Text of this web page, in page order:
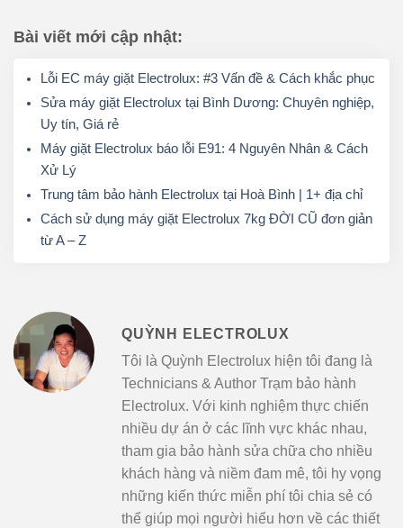
Bài viết mới cập nhật:
Lỗi EC máy giặt Electrolux: #3 Vấn đề & Cách khắc phục
Sửa máy giặt Electrolux tại Bình Dương: Chuyên nghiệp,
Uy tín, Giá rẻ
Máy giặt Electrolux báo lỗi E91: 4 Nguyên Nhân & Cách
Xử Lý
Trung tâm bảo hành Electrolux tại Hoà Bình | 1+ địa chỉ
Cách sử dụng máy giặt Electrolux 7kg ĐỜI CŨ đơn giản
từ A – Z
QUỲNH ELECTROLUX
Tôi là Quỳnh Electrolux hiện tôi đang là
Technicians & Author Trạm bảo hành
Electrolux. Với kinh nghiệm thực chiến
nhiều dự án ở các lĩnh vực khác nhau,
tham gia bảo hành sửa chữa cho nhiều
khách hàng và niềm đam mê, tôi hy vọng
những kiến thức miễn phí tôi chia sẻ có
thể giúp mọi người hiểu hơn về các thiết